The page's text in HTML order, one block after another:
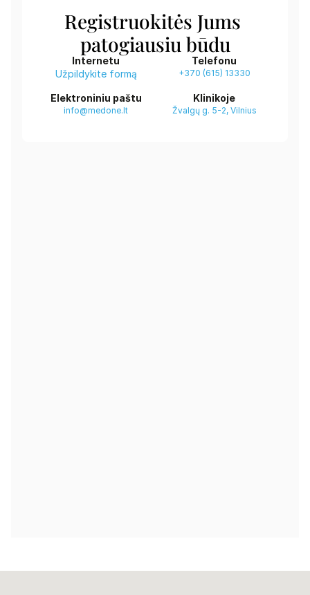
Registruokitės Jums
patogiausiu būdu
Internetu
Užpildykite formą
Telefonu
+370 (615) 13330
Elektroniniu paštu
info@medone.lt
Klinikoje
Žvalgų g. 5-2, Vilnius